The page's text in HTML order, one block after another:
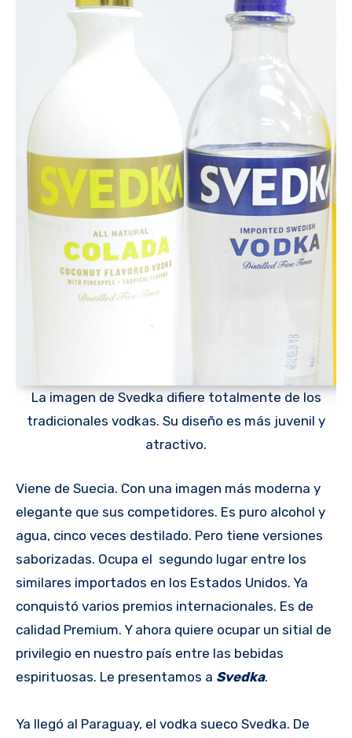
La imagen de Svedka difiere totalmente de los
tradicionales vodkas. Su diseño es más juvenil y
atractivo.
Viene de Suecia. Con una imagen más moderna y
elegante que sus competidores. Es puro alcohol y
agua, cinco veces destilado. Pero tiene versiones
saborizadas. Ocupa el segundo lugar entre los
similares importados en los Estados Unidos. Ya
conquistó varios premios internacionales. Es de
calidad Premium. Y ahora quiere ocupar un sitial de
privilegio en nuestro país entre las bebidas
espirituosas. Le presentamos a Svedka.
Ya llegó al Paraguay, el vodka sueco Svedka. De